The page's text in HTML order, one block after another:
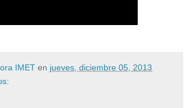
IMET en jueves, diciembre 05, 2013